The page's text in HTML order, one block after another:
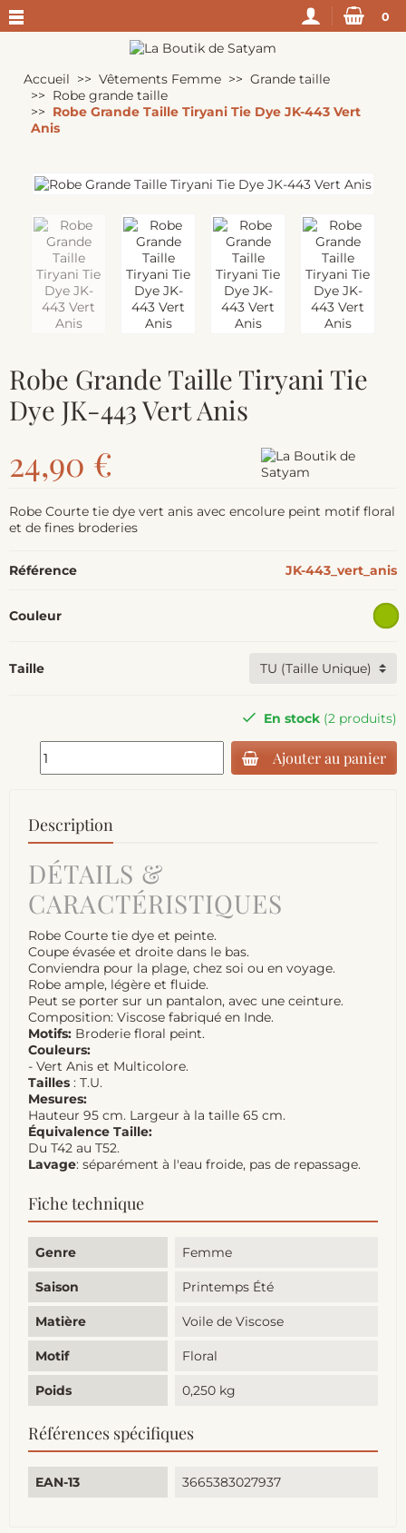
0
Accueil Vêtements Femme
Grande taille
Robe grande taille
Robe Grande Taille Tiryani Tie Dye JK-443 Vert
Anis
Robe Grande Taille Tiryani Tie
Dye JK-443 Vert Anis
24,90 €
Robe Courte tie dye vert anis avec encolure peint motif floral
et de fines broderies
Référence JK-443_vert_anis
Couleur
Taille
En stock (2 produits)
Ajouter au panier
Description
DÉTAILS &
CARACTÉRISTIQUES
Robe Courte tie dye et peinte.
Coupe évasée et droite dans le bas.
Conviendra pour la plage, chez soi ou en voyage.
Robe ample, légère et fluide.
Peut se porter sur un pantalon, avec une ceinture.
Composition: Viscose fabriqué en Inde.
Motifs: Broderie floral peint.
Couleurs:
- Vert Anis et Multicolore.
Tailles : T.U.
Mesures:
Hauteur 95 cm. Largeur à la taille 65 cm.
Équivalence Taille:
Du T42 au T52.
Lavage: séparément à l'eau froide, pas de repassage.
Fiche technique
Genre Femme
Saison Printemps Été
Matière Voile de Viscose
Motif Floral
Poids 0,250 kg
Références spécifiques
EAN-13 3665383027937